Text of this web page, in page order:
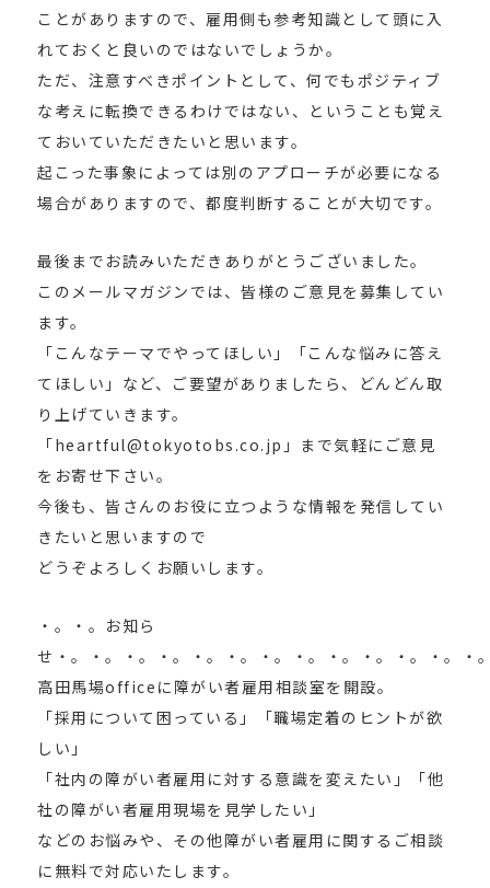
ことがありますので、雇用側も参考知識として頭に入
れておくと良いのではないでしょうか。
ただ、注意すべきポイントとして、何でもポジティブ
な考えに転換できるわけではない、ということも覚え
ておいていただきたいと思います。
起こった事象によっては別のアプローチが必要になる
場合がありますので、都度判断することが大切です。
最後までお読みいただきありがとうございました。
このメールマガジンでは、皆様のご意見を募集してい
ます。
「こんなテーマでやってほしい」「こんな悩みに答え
てほしい」など、ご要望がありましたら、どんどん取
り上げていきます。
「heartful@tokyotobs.co.jp」まで気軽にご意見
をお寄せ下さい。
今後も、皆さんのお役に立つような情報を発信してい
きたいと思いますので
どうぞよろしくお願いします。
・。・。お知ら
せ・。・。・。・。・。・。・。・。・。・。・。・。・
高田馬場officeに障がい者雇用相談室を開設。
「採用について困っている」「職場定着のヒントが欲
しい」
「社内の障がい者雇用に対する意識を変えたい」「他
社の障がい者雇用現場を見学したい」
などのお悩みや、その他障がい者雇用に関するご相談
に無料で対応いたします。